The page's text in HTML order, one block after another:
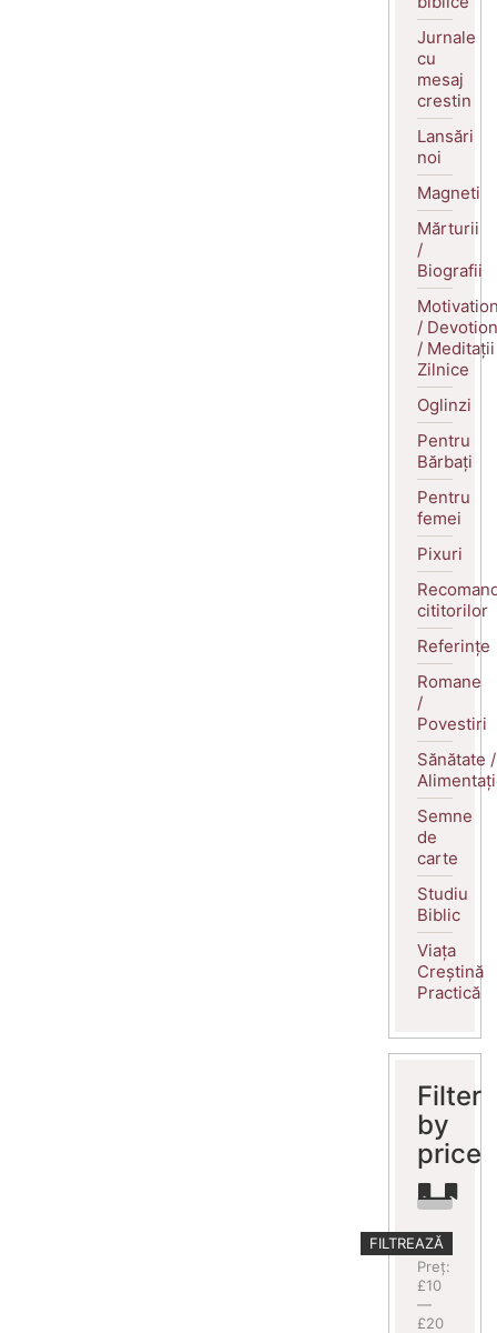
Jurnale
cu
mesaj
crestin
Lansări
noi
Magneti
Mărturii
/
Biografii
/
/ Meditații
Zilnice
Oglinzi
Pentru
Bărbați
Pentru
femei
Pixuri
cititorilor
Referințe
Romane
/
Povestiri
Sănătate /
Semne
de
carte
Studiu
Biblic
Viața
Creștină
Practică
Filter
by
price
Preț
minim
Preț
maxim
FILTREAZĂ
Preț:
£10
—
£20